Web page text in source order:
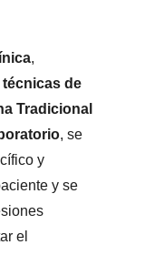
,
técnicas de
Tradicional
, se
y
y se
el